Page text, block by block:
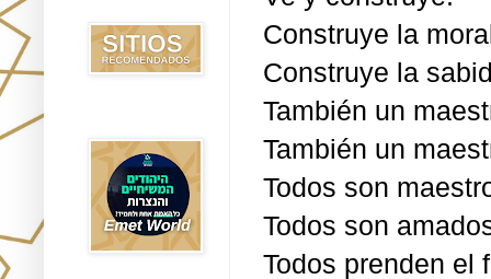
Construye la
Construye la
También un
También un
Todos son
Todos son
Todos prenden el